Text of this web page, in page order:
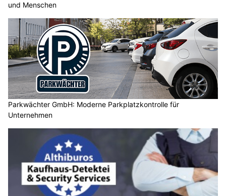
und Menschen
Parkwächter GmbH: Moderne Parkplatzkontrolle für
Unternehmen